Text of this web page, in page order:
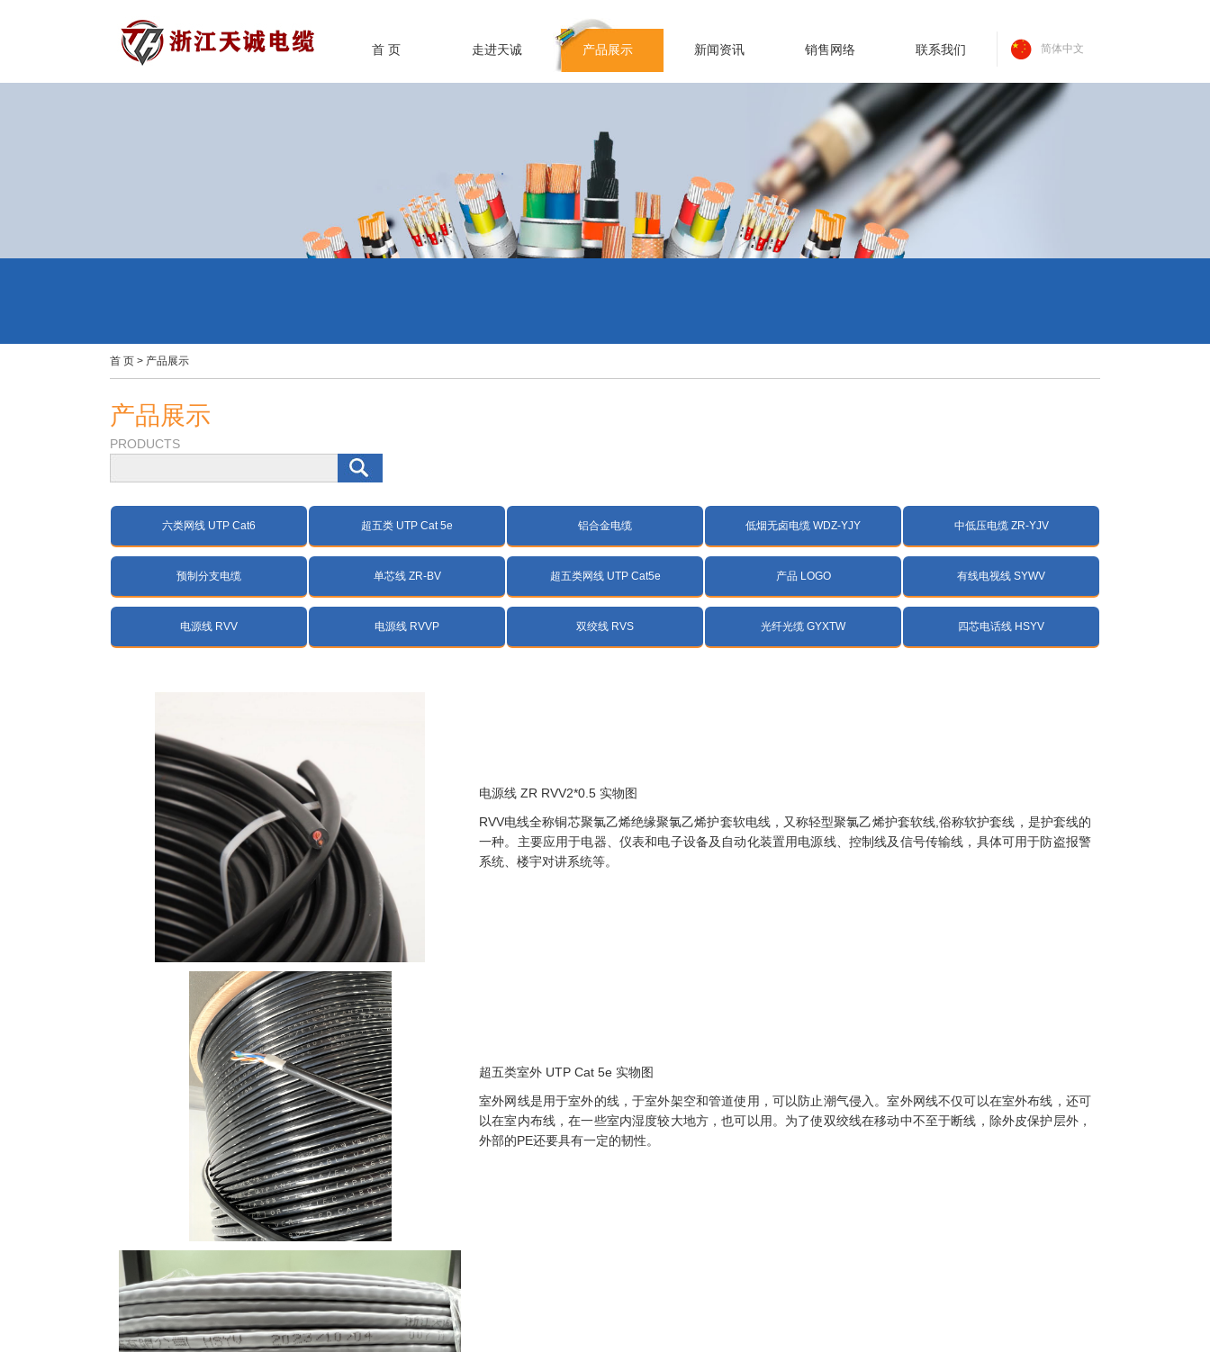
简体中文
首 页 走进天诚 产品展示 新闻资讯 销售网络 联系我们
首 页 > 产品展示
产品展示
PRODUCTS
六类网线 UTP Cat6 超五类 UTP Cat 5e 铝合金电缆 低烟无卤电缆 WDZ-YJY 中低压电缆 ZR-YJV
预制分支电缆 单芯线 ZR-BV 超五类网线 UTP Cat5e 产品 LOGO 有线电视线 SYWV
电源线 RVV 电源线 RVVP 双绞线 RVS 光纤光缆 GYXTW 四芯电话线 HSYV
电源线 ZR RVV2*0.5 实物图
RVV电线全称铜芯聚氯乙烯绝缘聚氯乙烯护套软电线，又称轻型聚氯乙烯护套软线,俗称软护套线，是护套线的
一种。主要应用于电器、仪表和电子设备及自动化装置用电源线、控制线及信号传输线，具体可用于防盗报警
系统、楼宇对讲系统等。
超五类室外 UTP Cat 5e 实物图
室外网线是用于室外的线，于室外架空和管道使用，可以防止潮气侵入。室外网线不仅可以在室外布线，还可
以在室内布线，在一些室内湿度较大地方，也可以用。为了使双绞线在移动中不至于断线，除外皮保护层外，
外部的PE还要具有一定的韧性。